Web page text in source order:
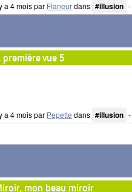
a 4 mois par Flaneurdans #illusion -
première vue 5
a 4 mois par Pepette dans #illusion -
mon beau miroir